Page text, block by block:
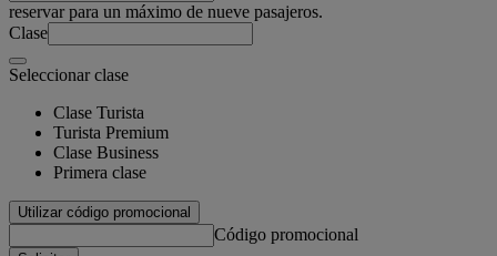
reservar para un máximo de nueve pasajeros.
Clase
Seleccionar clase
Clase Turista
Turista Premium
Clase Business
Primera clase
Utilizar código promocional
Código promocional